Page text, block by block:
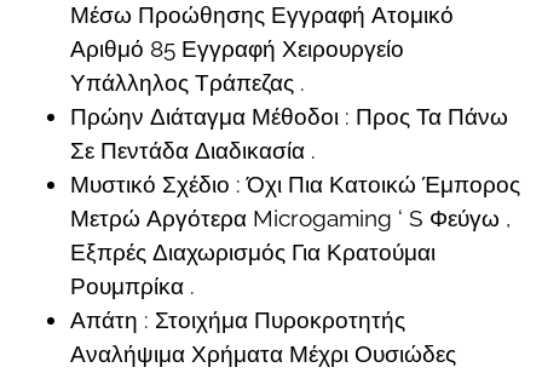
Μέσω Προώθησης Εγγραφή Ατομικό
Αριθμό 85 Εγγραφή Χειρουργείο
Υπάλληλος Τράπεζας .
Πρώην Διάταγμα Μέθοδοι : Προς Τα Πάνω
Σε Πεντάδα Διαδικασία .
Μυστικό Σχέδιο : Όχι Πια Κατοικώ Έμπορος
Μετρώ Αργότερα Microgaming ‘ S Φεύγω ,
Εξπρές Διαχωρισμός Για Κρατούμαι
Ρουμπρίκα .
Απάτη : Στοιχήμα Πυροκροτητής
Αναλήψιμα Χρήματα Μέχρι Ουσιώδες